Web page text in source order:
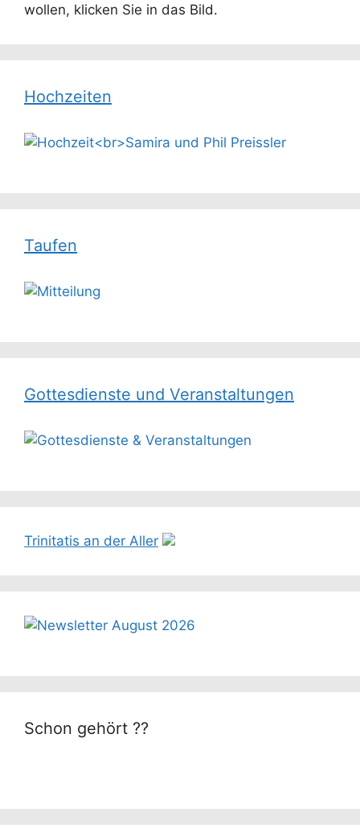
wollen, klicken Sie in das Bild.
Hochzeiten
Taufen
Gottesdienste und Veranstaltungen
Trinitatis an der Aller
Schon gehört ??